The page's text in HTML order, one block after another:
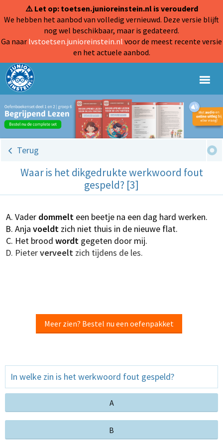
⚠️ Let op: toetsen.junioreinstein.nl is verouderd
We hebben het aanbod van volledig vernieuwd. Deze versie blijft
nog wel beschikbaar, maar is gedateerd.
Ga naar lvstoetsen.junioreinstein.nl voor de meest recente versie
en het actuele aanbod.
Terug
Waar is het dikgedrukte werkwoord fout
gespeld? [3]
Vader dommelt een beetje na een dag hard werken.
Anja voeldt zich niet thuis in de nieuwe flat.
Het brood wordt gegeten door mij.
Pieterverveelt zich tijdens de les.
Meer zien? Bestel nu een oefenpakket
In welke zin is het werkwoord fout gespeld?
A
B